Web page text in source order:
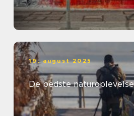
19. august 2025
De bedste